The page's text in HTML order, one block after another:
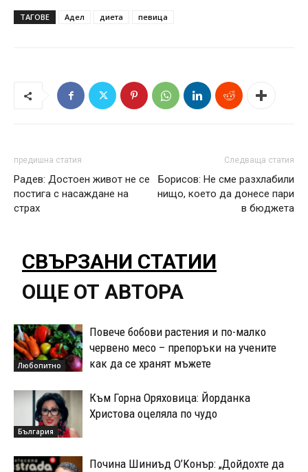
ТАГОВЕ Адел диета певица
предишна статия
Радев: Достоен живот не се
постига с насаждане на
страх
Следваща статия
Борисов: Не сме разхлабили
нищо, което да донесе пари
в бюджета
СВЪРЗАНИ СТАТИИ
ОЩЕ ОТ АВТОРА
Любопитно
Повече бобови растения и по-малко
червено месо – препоръки на учените
как да се хранят мъжете
България
Към Горна Оряховица: Йорданка
Христова оцеляла по чудо
Почина Шиниъд О’Kонър: „Дойдохте да